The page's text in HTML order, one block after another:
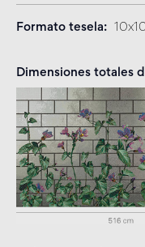
Formato tesela
Dimensiones totales